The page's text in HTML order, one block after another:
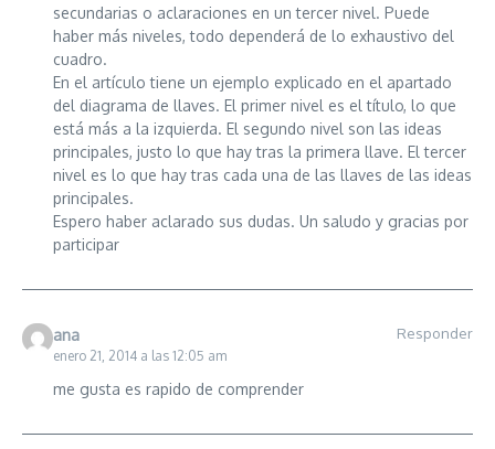
secundarias o aclaraciones en un tercer nivel. Puede
haber más niveles, todo dependerá de lo exhaustivo del
cuadro.
En el artículo tiene un ejemplo explicado en el apartado
del diagrama de llaves. El primer nivel es el título, lo que
está más a la izquierda. El segundo nivel son las ideas
principales, justo lo que hay tras la primera llave. El tercer
nivel es lo que hay tras cada una de las llaves de las ideas
principales.
Espero haber aclarado sus dudas. Un saludo y gracias por
participar
ana
enero 21, 2014 a las 12:05 am
Responder
me gusta es rapido de comprender